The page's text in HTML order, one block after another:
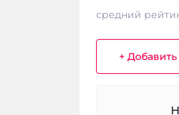
средний
+